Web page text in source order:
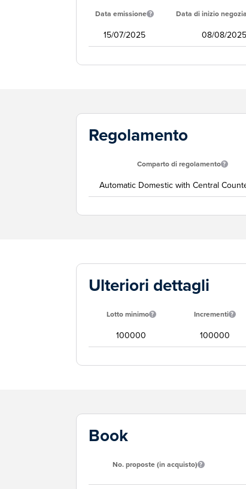
Data emissione Data di inizio
15/07/2025 08/08/2025
Regolamento
Comparto di regolamento
Automatic Domestic with Central
Ulteriori dettagli
Lotto minimo Incrementi
100000 100000
Book
No. proposte (in acquisto)